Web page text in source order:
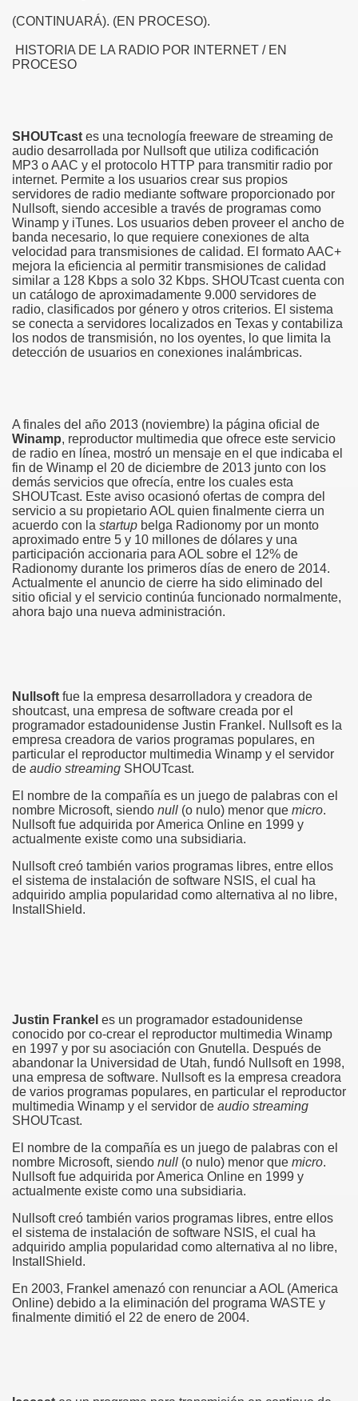
(CONTINUARÁ). (EN PROCESO).
HISTORIA DE LA RADIO POR INTERNET / EN
PROCESO
SHOUTcast es una tecnología freeware de streaming de
audio desarrollada por Nullsoft que utiliza codificación
MP3 o AAC y el protocolo HTTP para transmitir radio por
internet. Permite a los usuarios crear sus propios
servidores de radio mediante software proporcionado por
Nullsoft, siendo accesible a través de programas como
Winamp y iTunes. Los usuarios deben proveer el ancho de
banda necesario, lo que requiere conexiones de alta
velocidad para transmisiones de calidad. El formato AAC+
mejora la eficiencia al permitir transmisiones de calidad
similar a 128 Kbps a solo 32 Kbps. SHOUTcast cuenta con
un catálogo de aproximadamente 9.000 servidores de
radio, clasificados por género y otros criterios. El sistema
se conecta a servidores localizados en Texas y contabiliza
los nodos de transmisión, no los oyentes, lo que limita la
detección de usuarios en conexiones inalámbricas.
A finales del año 2013 (noviembre) la página oficial de
Winamp, reproductor multimedia que ofrece este servicio
de radio en línea, mostró un mensaje en el que indicaba el
fin de Winamp el 20 de diciembre de 2013 junto con los
demás servicios que ofrecía, entre los cuales esta
SHOUTcast. Este aviso ocasionó ofertas de compra del
servicio a su propietario AOL quien finalmente cierra un
acuerdo con la startup belga Radionomy por un monto
aproximado entre 5 y 10 millones de dólares y una
participación accionaria para AOL sobre el 12% de
Radionomy durante los primeros días de enero de 2014. ​
Actualmente el anuncio de cierre ha sido eliminado del
sitio oficial y el servicio continúa funcionado normalmente,
ahora bajo una nueva administración.
Nullsoft fue la empresa desarrolladora y creadora de
shoutcast, una empresa de software creada por el
programador estadounidense Justin Frankel. Nullsoft es la
empresa creadora de varios programas populares, en
particular el reproductor multimedia Winamp y el servidor
de audio streaming SHOUTcast.
El nombre de la compañía es un juego de palabras con el
nombre Microsoft, siendo null (o nulo) menor que micro.
Nullsoft fue adquirida por America Online en 1999 y
actualmente existe como una subsidiaria.
Nullsoft creó también varios programas libres, entre ellos
el sistema de instalación de software NSIS, el cual ha
adquirido amplia popularidad como alternativa al no libre,
InstallShield.
Justin Frankel es un programador estadounidense
conocido por co-crear el reproductor multimedia Winamp
en 1997 y por su asociación con Gnutella. Después de
abandonar la Universidad de Utah, fundó Nullsoft en 1998,
una empresa de software. Nullsoft es la empresa creadora
de varios programas populares, en particular el reproductor
multimedia Winamp y el servidor de audio streaming
SHOUTcast.
El nombre de la compañía es un juego de palabras con el
nombre Microsoft, siendo null (o nulo) menor que micro.
Nullsoft fue adquirida por America Online en 1999 y
actualmente existe como una subsidiaria.
Nullsoft creó también varios programas libres, entre ellos
el sistema de instalación de software NSIS, el cual ha
adquirido amplia popularidad como alternativa al no libre,
InstallShield.
En 2003, Frankel amenazó con renunciar a AOL (America
Online) debido a la eliminación del programa WASTE y
finalmente dimitió el 22 de enero de 2004.